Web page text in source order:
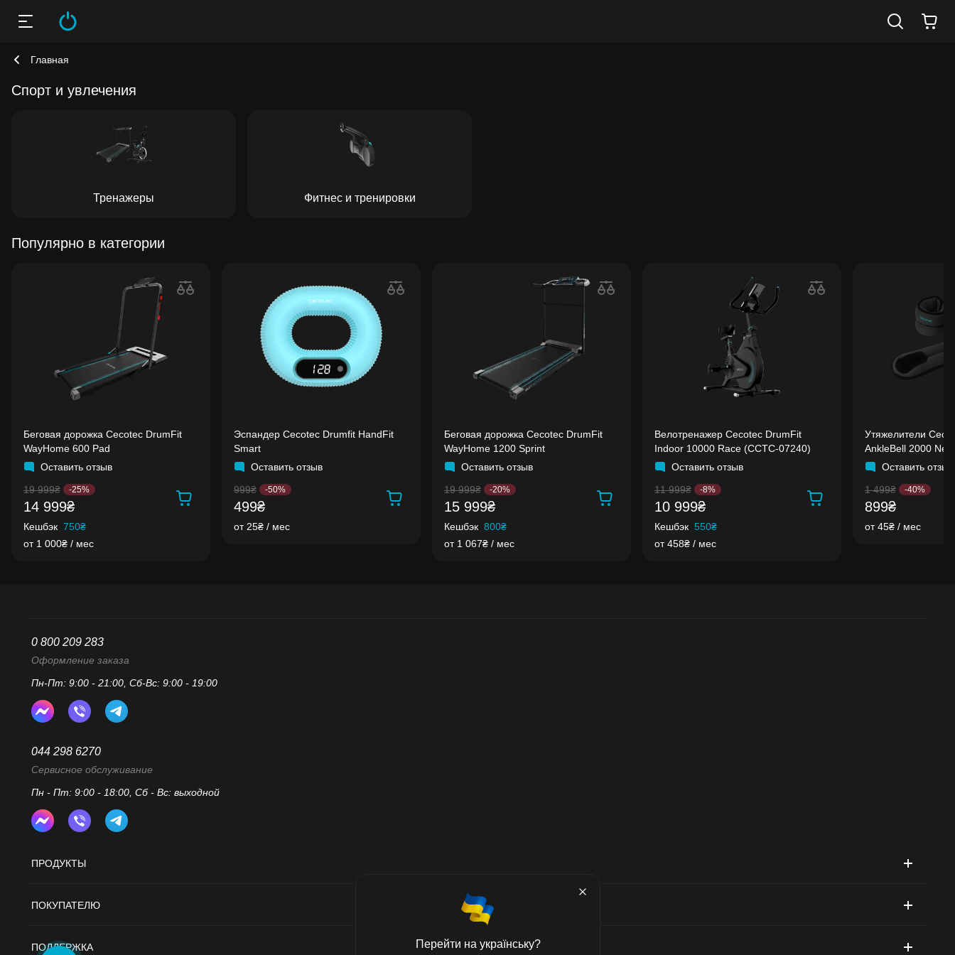
Перейти на українську?
Главная
Спорт и увлечения
Тренажеры Фитнес и тренировки
Популярно в категории
Беговая дорожка Cecotec DrumFit
WayHome 600 Pad
Оставить отзыв
19 999₴
-25%
14 999₴
Кешбэк 750₴
от 1 000₴ / мес
Эспандер Cecotec Drumfit HandFit
Smart
Оставить отзыв
999₴
-50%
499₴
от 25₴ / мес
Беговая дорожка Cecotec DrumFit
WayHome 1200 Sprint
Оставить отзыв
19 999₴
-20%
15 999₴
Кешбэк 800₴
от 1 067₴ / мес
Велотренажер Cecotec DrumFit
Indoor 10000 Race (CCTC-07240)
Оставить отзыв
11 999₴
-8%
10 999₴
Кешбэк 550₴
от 458₴ / мес
Утяжелители
AnkleBell 2000
Оставить отзыв
1 499₴
-40%
899₴
от 45₴ / мес
ПРОДУКТЫ
ПОКУПАТЕЛЮ
ПОДДЕРЖКА
0 800 209 283
Оформление заказа
Пн-Пт: 9:00 - 21:00, Сб-Вс: 9:00 - 19:00
044 298 6270
Сервисное обслуживание
Пн - Пт: 9:00 - 18:00, Сб - Вс: выходной